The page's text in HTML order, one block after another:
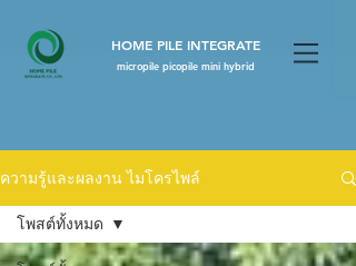
HOME PILE INTEGRATE
micropile picopile mini hybrid
ความรู้และผลงาน ไมโครไพล์
โพสต์ทั้งหมด